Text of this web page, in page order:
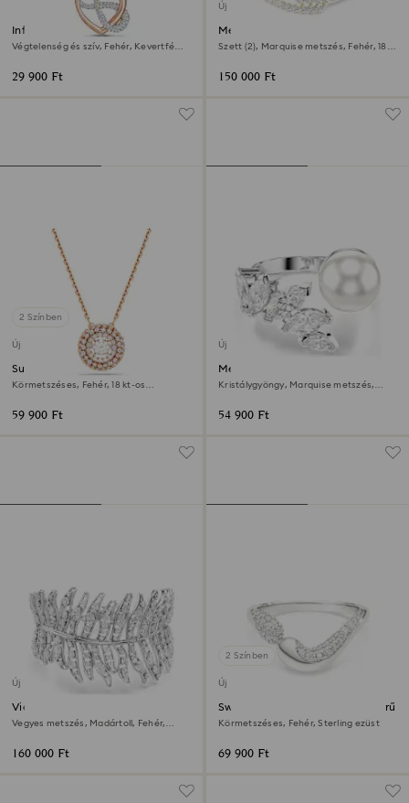
Infinite táskadísz
Végtelenség és szív, Fehér, Kevertfém-
29 900 Ft
Új
Mesmera szett
Szett (2), Marquise metszés, Fehér, 18
150 000 Ft
2 Színben
Új
Sublima medál
Körmetszéses, Fehér, 18 kt-os
59 900 Ft
Új
Mesmera nyitott gyűrű
Kristálygyöngy, Marquise metszés,
54 900 Ft
Új
Vienna karkötő
Vegyes metszés, Madártoll, Fehér,
160 000 Ft
2 Színben
Új
Swarovski Classica nyitott gyűrű
Körmetszéses, Fehér, Sterling ezüst
69 900 Ft